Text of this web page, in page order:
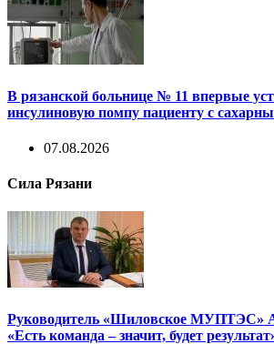
В рязанской больнице № 11 впервые
инсулиновую помпу пациенту с
07.08.2026
Сила Рязани
Руководитель «Шиловское МУПТЭС»
«Есть команда – значит, будет